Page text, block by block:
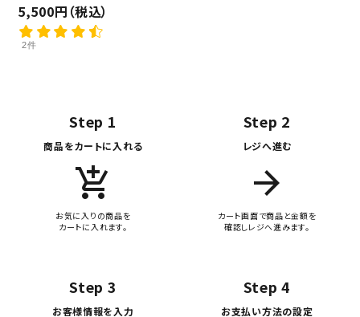
5,500円（税込）
2件
Step 1
商品をカートに入れる
add_shopping_cart
お気に入りの商品を
カートに入れます。
Step 2
レジへ進む
arrow_forward
カート画面で商品と金額を
確認しレジへ進みます。
Step 3
お客様情報を入力
Step 4
お支払い方法の設定